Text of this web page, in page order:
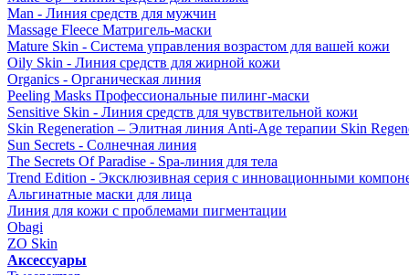
Man - Линия средств для мужчин
Massage Fleece Матригель-маски
Mature Skin - Система управления возрастом для вашей кожи
Oily Skin - Линия средств для жирной кожи
Organics - Органическая линия
Peeling Masks Профессиональные пилинг-маски
Sensitive Skin - Линия средств для чувствительной кожи
Skin Regeneration – Элитная линия Anti-Age терапии Skin
Sun Secrets - Солнечная линия
The Secrets Of Paradise - Spa-линия для тела
Trend Edition - Эксклюзивная серия с инновационными
Альгинатные маски для лица
Линия для кожи с проблемами пигментации
Obagi
ZO Skin
Aксессуары